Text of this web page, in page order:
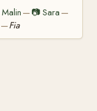
Malin — 📷Sara —
—Fia